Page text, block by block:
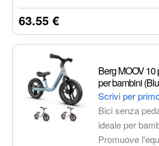
neve e dal
caldo estivo.
confortevole,
carburante
63.55 €
Berg MOOV 10
per bambini
Scrivi per
Bici senza
ideale per
Promuove